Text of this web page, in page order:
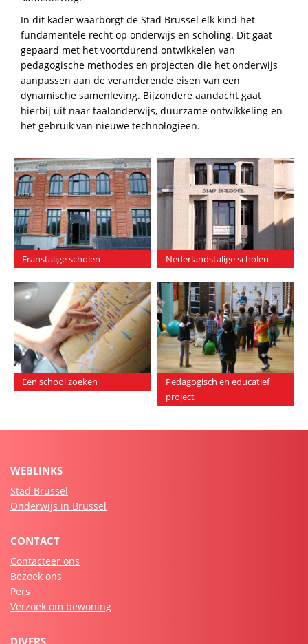
In dit kader waarborgt de Stad Brussel elk kind het
fundamentele recht op onderwijs en scholing. Dit gaat
gepaard met het voortdurend ontwikkelen van
pedagogische methodes en projecten die het onderwijs
aanpassen aan de veranderende eisen van een
dynamische samenleving. Bijzondere aandacht gaat
hierbij uit naar taalonderwijs, duurzame ontwikkeling en
het gebruik van nieuwe technologieën.
Franstalige scholen Nederlandstalige scholen
Een school zoeken
Pedagogisch en educatief
project
WEBLINKS
Stad Brussel
Onderwijs in Brussel
CONTACT
Contacteer ons
Bezoek ons
Pers
Verzoek om bewoning